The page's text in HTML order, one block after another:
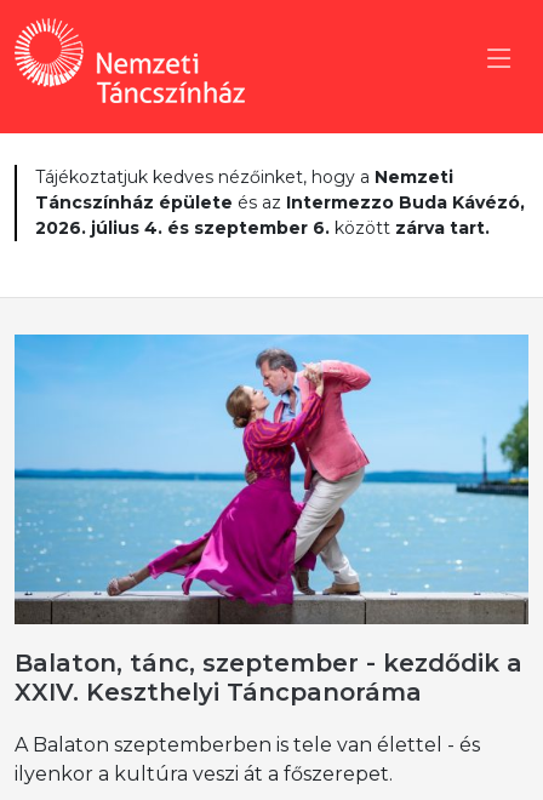
Tájékoztatjuk kedves nézőinket, hogy a Nemzeti
Táncszínház épülete és az Intermezzo Buda Kávézó,
2026. július 4. és szeptember 6. között zárva tart.
Balaton, tánc, szeptember - kezdődik a
XXIV. Keszthelyi Táncpanoráma
A Balaton szeptemberben is tele van élettel - és
ilyenkor a kultúra veszi át a főszerepet.